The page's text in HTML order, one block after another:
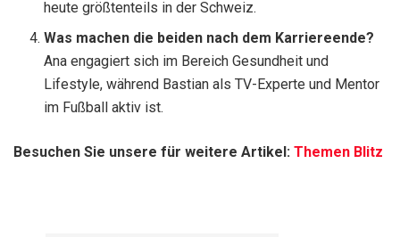
heute größtenteils in der Schweiz.
Was machen die beiden nach dem Karriereende?
Ana engagiert sich im Bereich Gesundheit und
Lifestyle, während Bastian als TV-Experte und Mentor
im Fußball aktiv ist.
Besuchen Sie unsere für weitere Artikel: Themen Blitz